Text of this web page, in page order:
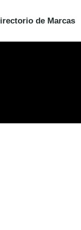
de Marcas